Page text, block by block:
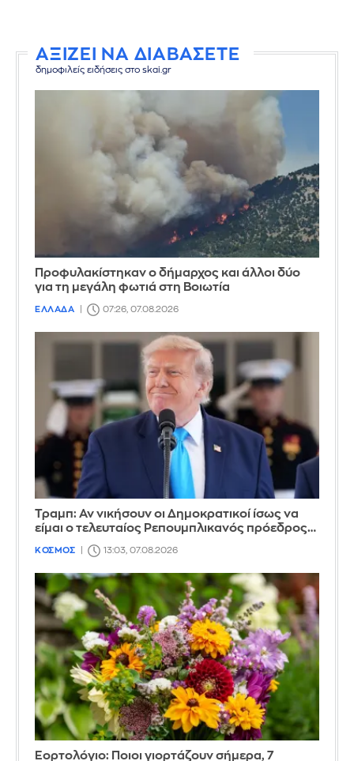
ΑΞΙΖΕΙ ΝΑ ΔΙΑΒΑΣΕΤΕ
δημοφιλείς ειδήσεις στο skai.gr
Προφυλακίστηκαν ο δήμαρχος και άλλοι δύο
για τη μεγάλη φωτιά στη Βοιωτία
ΕΛΛΑΔΑ 07:26, 07.08.2026
Τραμπ: Αν νικήσουν οι Δημοκρατικοί ίσως να
είμαι ο τελευταίος Ρεπουμπλικανός πρόεδρος…
ΚΟΣΜΟΣ 13:03, 07.08.2026
Εορτολόγιο: Ποιοι γιορτάζουν σήμερα, 7